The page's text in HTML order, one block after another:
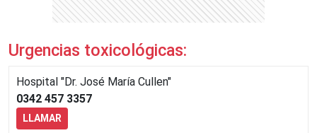
Urgencias toxicológicas:
Hospital "Dr. José María Cullen"
0342 457 3357
LLAMAR